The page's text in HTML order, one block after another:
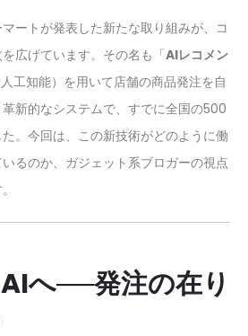
ートが発表した新たな取り組みが、コ
広げています。その名も「AIレコメン
工知能）を用いて店舗の商品発注を自
新的なシステムで、すでに全国の500
。今回は、この新技術がどのように働
るのか、ガジェット系ブロガーの視点
へ──発注の在り